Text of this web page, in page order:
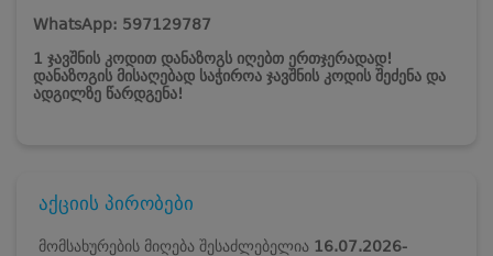
WhatsApp: 597129787
1 ჯავშნის კოდით დანაზოგს იღებთ ერთჯერადად!
დანაზოგის მისაღებად საჭიროა ჯავშნის კოდის შეძენა და
ადგილზე წარდგენა!
აქციის პირობები
მომსახურების მიღება შესაძლებელია 16.07.2026-